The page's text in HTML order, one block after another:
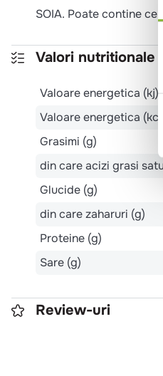
SOIA. Poate contine
Valori nutritionale
Valoare energetica (kj)
Valoare energetica
Grasimi (g)
din care acizi grasi
Glucide (g)
din care zaharuri (g)
Proteine (g)
Sare (g)
Review-uri